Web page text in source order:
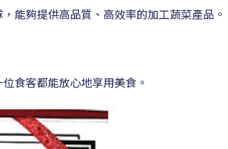
能夠提供高品質、高效率的加工蔬菜產品。
食客都能放心地享用美食。